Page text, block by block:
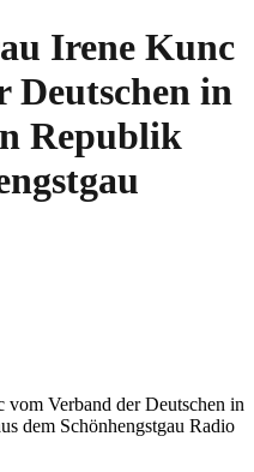
Irene Kunc
Deutschen in
Republik
Verband der Deutschen in
dem Schönhengstgau Radio